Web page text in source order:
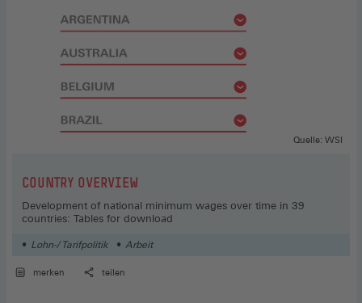
:COUNTRY OVERVIEW
Development of national minimum wages over time in 39
countries: Tables for download
Quelle: WSI
Lohn-/ Tarifpolitik Arbeit
merken teilen